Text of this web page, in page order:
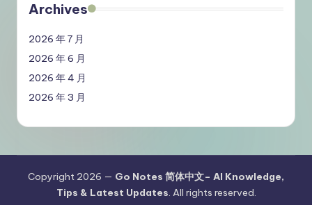
Archives
2026 年 7 月
2026 年 6 月
2026 年 4 月
2026 年 3 月
Copyright 2026 — Go Notes 简体中文– AI Knowledge,
Tips & Latest Updates. All rights reserved.